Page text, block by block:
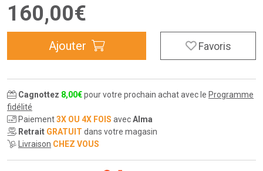
160,00€
Ajouter Favoris
Cagnottez 8,00€pour votre prochain achat avec le Programme
fidélité
Paiement3X OU 4X FOIS avecAlma
Retrait GRATUIT dans votre magasin
Livraison CHEZ VOUS